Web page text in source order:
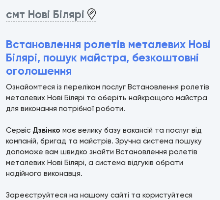
смт Нові Білярі
Встановлення ролетів металевих Нові
Білярі, пошук майстра, безкоштовні
оголошення
Ознайомтеся із переліком послуг Встановлення ролетів
металевих Нові Білярі та оберіть найкращого майстра
для виконання потрібної роботи.
Сервіс Дзвінко має велику базу вакансій та послуг від
компаній, бригад та майстрів. Зручна система пошуку
допоможе вам швидко знайти Встановлення ролетів
металевих Нові Білярі, а система відгуків обрати
надійного виконавця.
Зареєструйтеся на нашому сайті та користуйтеся